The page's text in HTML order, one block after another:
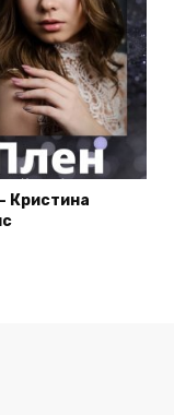
Кристина